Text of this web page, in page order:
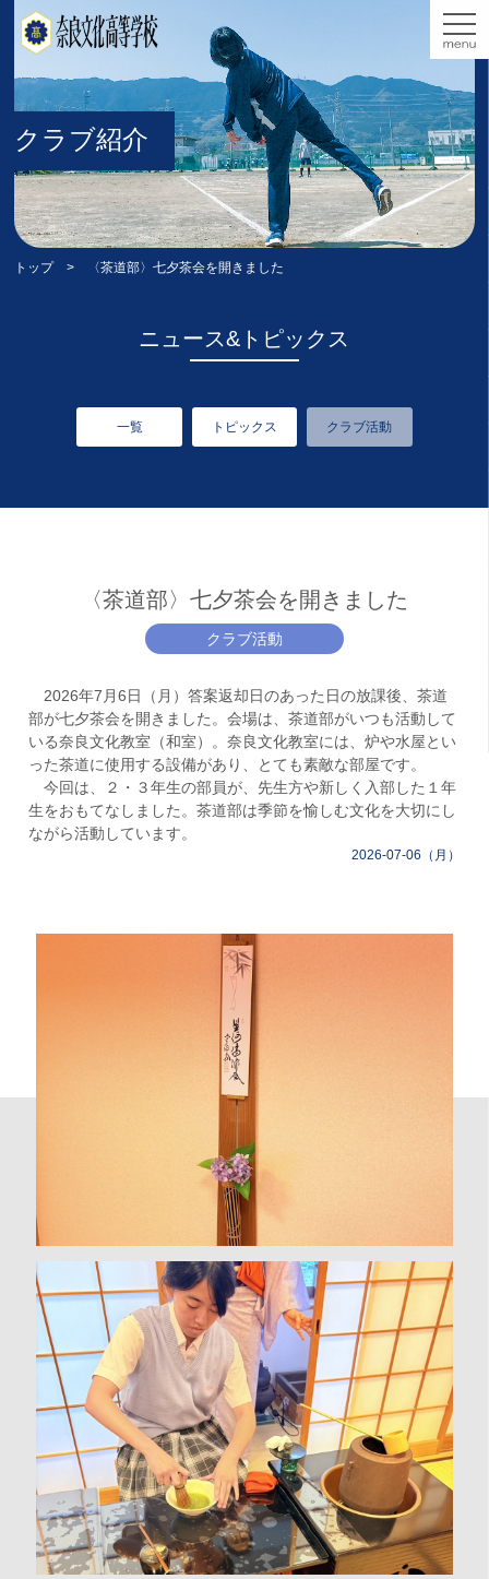
クラブ紹介
トップ> 〈茶道部〉七夕茶会を開きました
ニュース&トピックス
一覧 トピックス クラブ活動
〈茶道部〉七夕茶会を開きました
クラブ活動
2026年7月6日（月）答案返却日のあった日の放課後、茶道
部が七夕茶会を開きました。会場は、茶道部がいつも活動して
いる奈良文化教室（和室）。奈良文化教室には、炉や水屋とい
った茶道に使用する設備があり、とても素敵な部屋です。
今回は、２・３年生の部員が、先生方や新しく入部した１年
生をおもてなしました。茶道部は季節を愉しむ文化を大切にし
ながら活動しています。
2026-07-06（月）